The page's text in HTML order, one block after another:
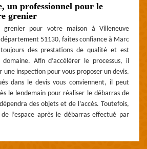
un professionnel pour le
grenier
grenier pour votre maison à Villeneuve
département 51130, faites confiance à Marc
des prestations de qualité et est
Afin d’accélérer le processus, il
une inspection pour vous proposer un devis.
dans le devis vous conviennent, il peut
le lendemain pour réaliser le débarras de
des objets et de l’accès. Toutefois,
l’espace après le débarras effectué par